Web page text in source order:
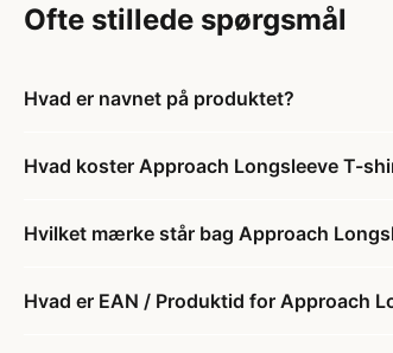
Ofte stillede spørgsmål
Hvad er navnet på produktet?
Hvad koster Approach Longsleeve T-
Hvilket mærke står bag Approach
Hvad er EAN / Produktid for Approach